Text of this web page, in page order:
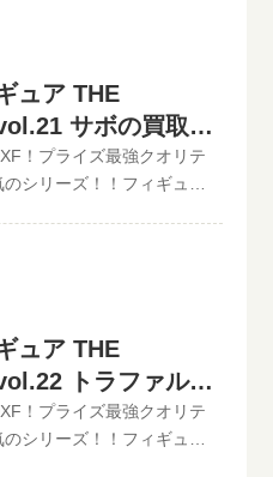
でも仮買取査定が可能で
ャンペーン情報
の仮買取査定金額に納得し
フォームからお申込みく
の宅配キットが届いた
、送るだけ。自宅から出
ものが売れます！宅配買
らでもお買取り可能で
など全て無料です。JANコ
ます。下記のような入力方
といまる。開催中の買取
在、各買取価格表の更新
、ご依頼頂いた買取査定
査定致しますのでご安心
ィギュア THE
ー現在の買取価格は500円
この他のワン
価格はコチラから↓その他
配キット申し込みフォー
まるから送料無料の宅配
に商品を詰めて、送るだ
売りになりたいものが売
日本全国どこからでもお
の振込手数料など全て無
具体的な金額が分かりま
ュア THE
サボの買取価
！プライズ最強クオリテ
シリーズ！！フィギュア
在、各買取価格表の更新
、ご依頼頂いた買取査定
査定致しますのでご安心
ィギュア THE
現在の買取価格は500円
この他のワン
取価格はコチラから↓その他
ュア THE
トラファルガ
！プライズ最強クオリテ
シリーズ！！フィギュア